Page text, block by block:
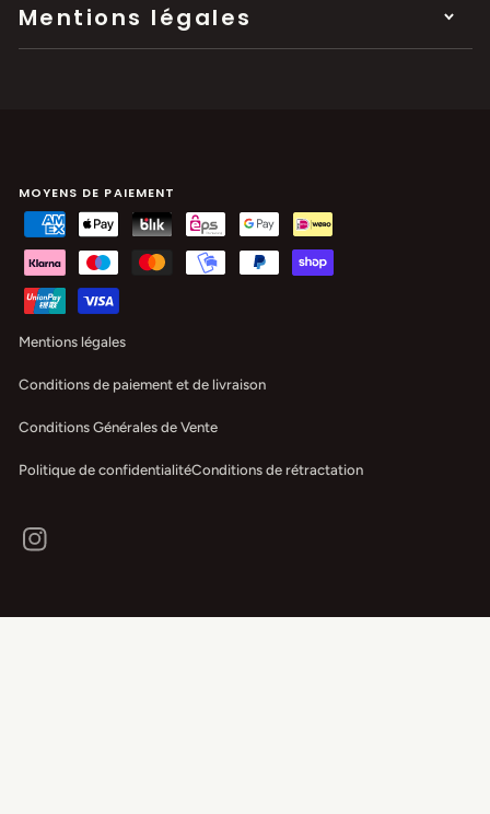
Mentions légales
MOYENS DE PAIEMENT
Mentions légales
Conditions de paiement et de livraison
Conditions Générales de Vente
Politique de confidentialitéConditions de rétractation
Instagram